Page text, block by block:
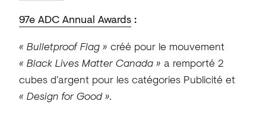
97e ADC Annual Awards:
« Bulletproof Flag » créé pour le mouvement
« Black Lives Matter Canada » a remporté 2
cubes d’argent pour les catégories Publicité et
« Design for Good ».